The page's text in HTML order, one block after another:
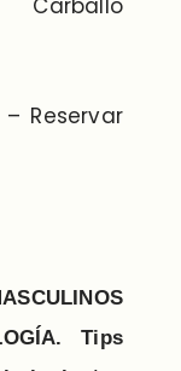
Reservar
Tips